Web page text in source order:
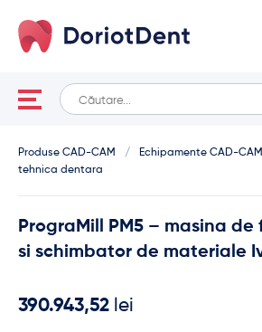
Caută
după:
When autocomplete results are
Produse CAD-CAM / Echipamente CAD-CAM
tehnica dentara
PrograMill PM5 – masina de
si schimbator de materiale
390.943,52 lei